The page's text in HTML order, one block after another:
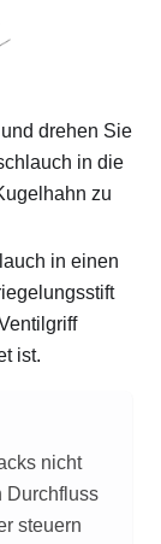
drehen Sie
in die
zu
in einen
ist.
nicht
Durchfluss
steuern